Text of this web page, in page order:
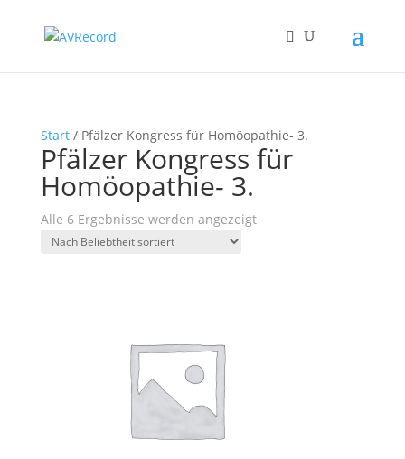
Start/ Pfälzer Kongress für Homöopathie- 3.
Pfälzer Kongress für
Homöopathie- 3.
Alle 6 Ergebnisse werden angezeigtNach